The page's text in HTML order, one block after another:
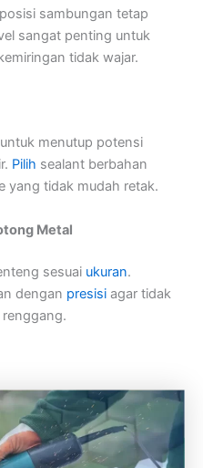
sambungan tetap
sangat penting untuk
tidak wajar.
menutup potensi
Pilih sealant berbahan
yang tidak mudah retak.
Metal
sesuai ukuran.
dengan presisi agar tidak